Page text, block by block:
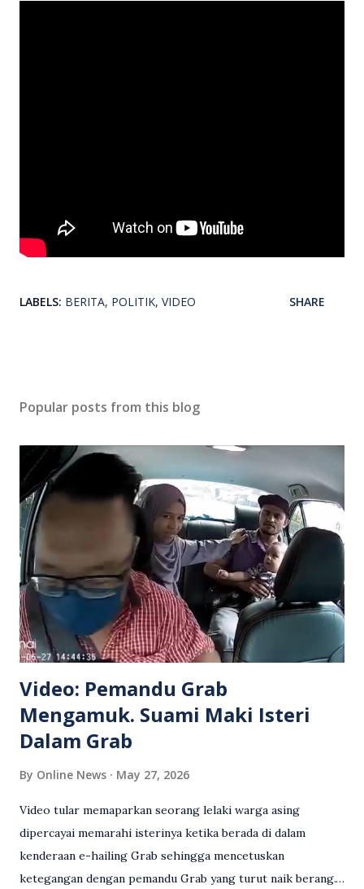
LABELS: BERITA POLITIK VIDEO SHARE
Popular posts from this blog
Video: Pemandu Grab
Mengamuk. Suami Maki Isteri
Dalam Grab
By Online News May 27, 2026
Video tular memaparkan seorang lelaki warga asing
dipercayai memarahi isterinya ketika berada di dalam
kenderaan e-hailing Grab sehingga mencetuskan
ketegangan dengan pemandu Grab yang turut naik berang.